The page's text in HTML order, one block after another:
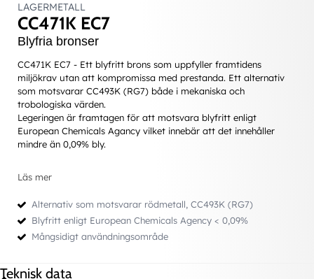
LAGERMETALL
CC471K EC7
Blyfria bronser
CC471K EC7 - Ett blyfritt brons som uppfyller framtidens
miljökrav utan att kompromissa med prestanda. Ett alternativ
som motsvarar CC493K (RG7) både i mekaniska och
trobologiska värden.
Legeringen är framtagen för att motsvara blyfritt enligt
European Chemicals Agancy vilket innebär att det innehåller
mindre än 0,09% bly.
Användningsområde
Ersättning för RG7
Läs mer
Alternativ som motsvarar rödmetall, CC493K (RG7)
Blyfritt enligt European Chemicals Agency < 0,09%
Mångsidigt användningsområde
Teknisk data